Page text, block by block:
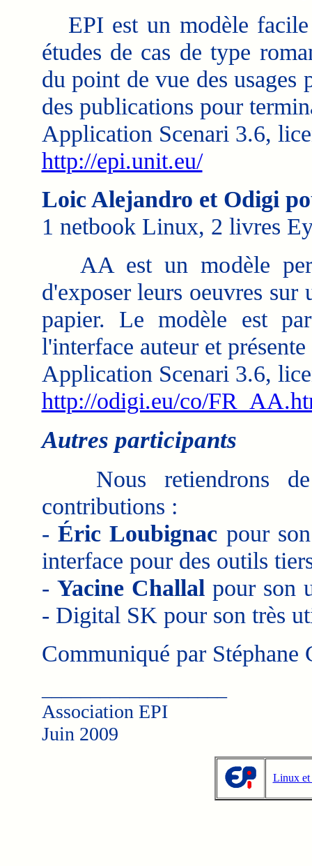
EPI est un modèle facile
études de cas de type
du point de vue des usages
des publications pour
Application Scenari 3.6,
http://epi.unit.eu/
Loic Alejandro et Odigi
1 netbook Linux, 2 livres
AA est un modèle
d'exposer leurs oeuvres
papier. Le modèle est
l'interface auteur et
Application Scenari 3.6,
http://odigi.eu/co/
Autres participants
Nous retiendrons de
contributions :
- Éric Loubignac pour
interface pour des outils
- Yacine Challalpour son
- Digital SK pour son très
Communiqué par Stéphane
Association EPI
Juin 2009
Linux et